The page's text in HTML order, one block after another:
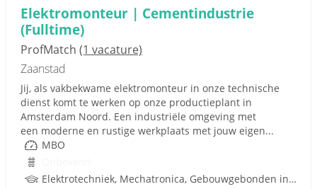
Elektromonteur | Cementindustrie
(Fulltime)
ProfMatch (1 vacature)
Zaanstad
Jij, als vakbekwame elektromonteur in onze technische
dienst komt te werken op onze productieplant in
Amsterdam Noord. Een industriële omgeving met
een moderne en rustige werkplaats met jouw eigen...
MBO
Elektrotechniek, Mechatronica, Gebouwgebonden installaties